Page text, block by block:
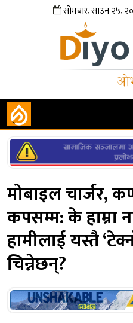
सोमबार,साउन२५,
मोबाइल चार्जर,
कपसम्म: के हाम्रा
हामीलाई यस्तै
चिन्नेछन्?